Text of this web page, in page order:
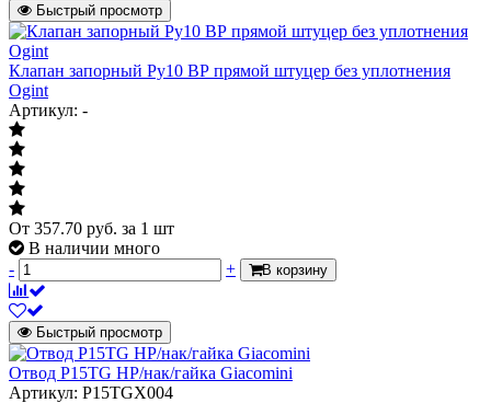
Быстрый просмотр
Клапан запорный Ру10 ВР прямой штуцер без уплотнения
Ogint
Артикул: -
От 357.70 руб. за 1 шт
В наличии много
-
+ В корзину
Быстрый просмотр
Отвод P15TG НР/нак/гайка Giacomini
Артикул: P15TGX004